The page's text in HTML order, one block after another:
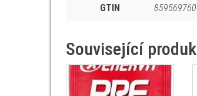
GTIN
Související